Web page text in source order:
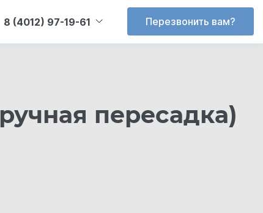
8 (4012) 97-19-61 Перезвонить вам?
пересадка)